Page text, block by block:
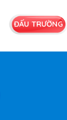
ĐẤU TRƯỜNG